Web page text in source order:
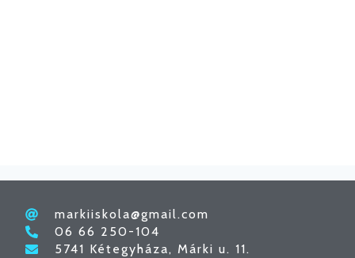
markiiskola@gmail.com
06 66 250-104
5741 Kétegyháza, Márki u. 11.